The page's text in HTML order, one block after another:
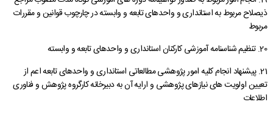
ذیصلاح مربوط به استانداری و واحدهای تابعه و وابسته در چارچوب قوانین و مقررات
مربوط
20. تنظیم شناسنامه آموزشی کارکنان استانداری و واحدهای تابعه و وابسته
21. پیشنهاد انجام کلیه امور پژوهشی مطالعاتی استانداری و واحدهای تابعه اعم از
تعیین اولویت های نیازهای پژوهشی و ارایه آن به دبیرخانه کارگروه پژوهش و فناوری
اطلاعات